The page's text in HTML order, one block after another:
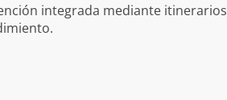
integrada mediante itinerarios